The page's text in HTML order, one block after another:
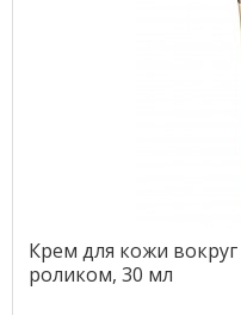
Крем для кожи
роликом, 30 мл